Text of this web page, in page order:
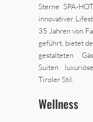
Sterne SPA-
innovativer
35 Jahren von
geführt, bietet
gestalteten
Suiten
Tiroler Stil.
Wellness